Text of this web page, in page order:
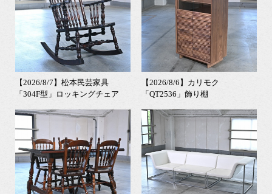
【2026/8/7】松本民芸家具
「304F型」ロッキングチェア
【2026/8/6】カリモク
「QT2536」飾り棚